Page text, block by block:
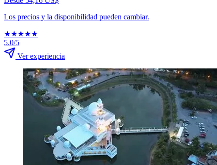
Los precios y la disponibilidad pueden cambiar.
★★★★★
5.0/5
Ver experiencia